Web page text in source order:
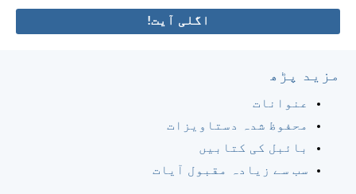
اگلی آیت!
مزید پڑھ
عنوانات
محفوظ شدہ دستاویزات
بائبل کی کتابیں
سب سے زیادہ مقبول آیات